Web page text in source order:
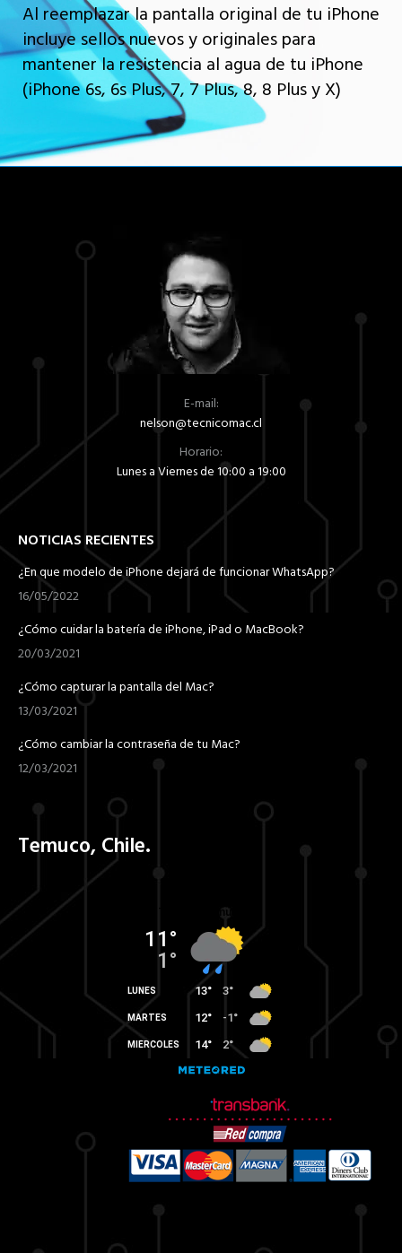
Al reemplazar la pantalla original de tu iPhone
incluye sellos nuevos y originales para
mantener la resistencia al agua de tu iPhone
(iPhone 6s, 6s Plus, 7, 7 Plus, 8, 8 Plus y X)
E-mail:
nelson@tecnicomac.cl
Horario:
Lunes a Viernes de 10:00 a 19:00
NOTICIAS RECIENTES
¿En que modelo de iPhone dejará de funcionar WhatsApp?
16/05/2022
¿Cómo cuidar la batería de iPhone, iPad o MacBook?
20/03/2021
¿Cómo capturar la pantalla del Mac?
13/03/2021
¿Cómo cambiar la contraseña de tu Mac?
12/03/2021
Temuco, Chile.